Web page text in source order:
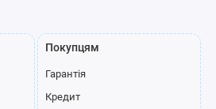
Покупцям
Гарантія
Кредит